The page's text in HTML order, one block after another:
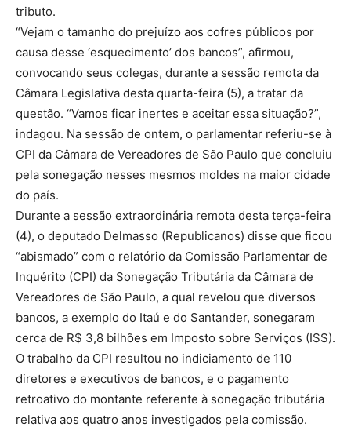
tributo.
“Vejam o tamanho do prejuízo aos cofres públicos por
causa desse ‘esquecimento’ dos bancos”, afirmou,
convocando seus colegas, durante a sessão remota da
Câmara Legislativa desta quarta-feira (5), a tratar da
questão. “Vamos ficar inertes e aceitar essa situação?”,
indagou. Na sessão de ontem, o parlamentar referiu-se à
CPI da Câmara de Vereadores de São Paulo que concluiu
pela sonegação nesses mesmos moldes na maior cidade
do país.
Durante a sessão extraordinária remota desta terça-feira
(4), o deputado Delmasso (Republicanos) disse que ficou
“abismado” com o relatório da Comissão Parlamentar de
Inquérito (CPI) da Sonegação Tributária da Câmara de
Vereadores de São Paulo, a qual revelou que diversos
bancos, a exemplo do Itaú e do Santander, sonegaram
cerca de R$ 3,8 bilhões em Imposto sobre Serviços (ISS).
O trabalho da CPI resultou no indiciamento de 110
diretores e executivos de bancos, e o pagamento
retroativo do montante referente à sonegação tributária
relativa aos quatro anos investigados pela comissão.